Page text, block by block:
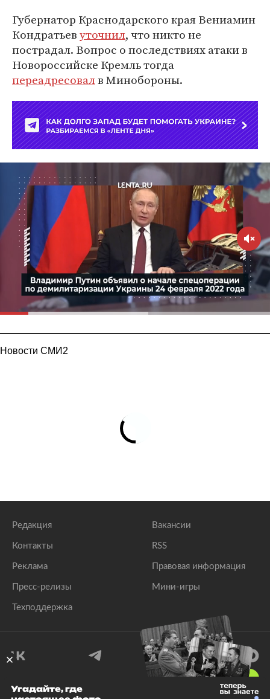
Губернатор Краснодарского края Вениамин
Кондратьевуточнил, что никто не
пострадал. Вопрос о последствиях атаки в
Новороссийске Кремль тогда
переадресовалв Минобороны.
Новости СМИ2
Редакция
Контакты
Реклама
Пресс-релизы
Техподдержка
Вакансии
RSS
Правовая информация
Мини-игры
© 1999–2026 Все права защищены.
Угадайте, где